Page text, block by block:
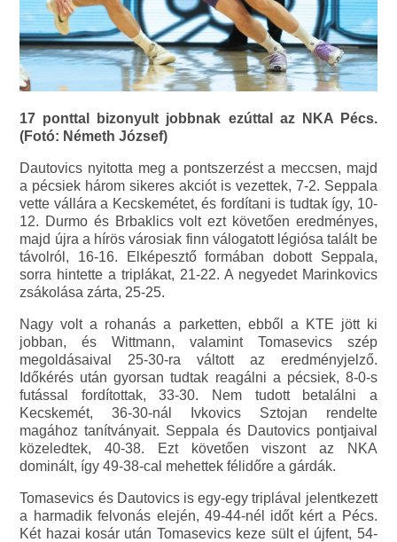
17 ponttal bizonyult jobbnak ezúttal az NKA Pécs.
(Fotó: Németh József)
Dautovics nyitotta meg a pontszerzést a meccsen, majd
a pécsiek három sikeres akciót is vezettek, 7-2. Seppala
vette vállára a Kecskemétet, és fordítani is tudtak így, 10-
12. Durmo és Brbaklics volt ezt követően eredményes,
majd újra a hírös városiak finn válogatott légiósa talált be
távolról, 16-16. Elképesztő formában dobott Seppala,
sorra hintette a triplákat, 21-22. A negyedet Marinkovics
zsákolása zárta, 25-25.
Nagy volt a rohanás a parketten, ebből a KTE jött ki
jobban, és Wittmann, valamint Tomasevics szép
megoldásaival 25-30-ra váltott az eredményjelző.
Időkérés után gyorsan tudtak reagálni a pécsiek, 8-0-s
futással fordítottak, 33-30. Nem tudott betalálni a
Kecskemét, 36-30-nál Ivkovics Sztojan rendelte
magához tanítványait. Seppala és Dautovics pontjaival
közeledtek, 40-38. Ezt követően viszont az NKA
dominált, így 49-38-cal mehettek félidőre a gárdák.
Tomasevics és Dautovics is egy-egy triplával jelentkezett
a harmadik felvonás elején, 49-44-nél időt kért a Pécs.
Két hazai kosár után Tomasevics keze sült el újfent, 54-